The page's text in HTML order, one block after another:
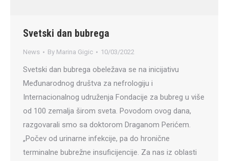
Svetski dan bubrega
News By Marina Gigic 10/03/2022
Svetski dan bubrega obeležava se na inicijativu
Međunarodnog društva za nefrologiju i
Internacionalnog udruženja Fondacije za bubreg u više
od 100 zemalja širom sveta. Povodom ovog dana,
razgovarali smo sa doktorom Draganom Perićem.
„Počev od urinarne infekcije, pa do hronične
terminalne bubrežne insuficijencije. Za nas iz oblasti